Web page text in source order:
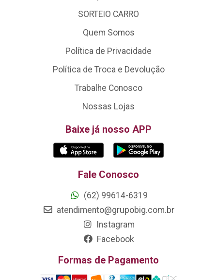
SORTEIO CARRO
Quem Somos
Política de Privacidade
Política de Troca e Devolução
Trabalhe Conosco
Nossas Lojas
Baixe já nosso APP
Fale Conosco
(62) 99614-6319
atendimento@grupobig.com.br
Instagram
Facebook
Formas de Pagamento